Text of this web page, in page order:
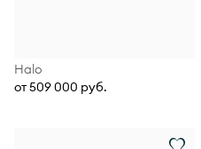
Halo
от 509 000 руб.